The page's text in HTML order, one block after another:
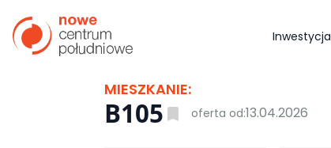
Inwestycja
MIESZKANIE:
B105 oferta od:13.04.2026